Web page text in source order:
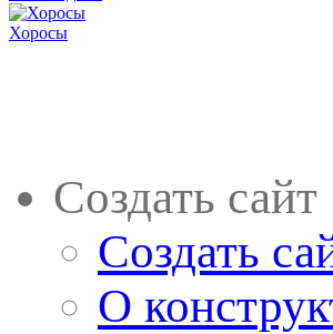
Хоросы
Создать сайт
Создать
О